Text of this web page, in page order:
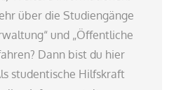
über die Studiengänge
und „Öffentliche
Dann bist du hier
studentische Hilfskraft